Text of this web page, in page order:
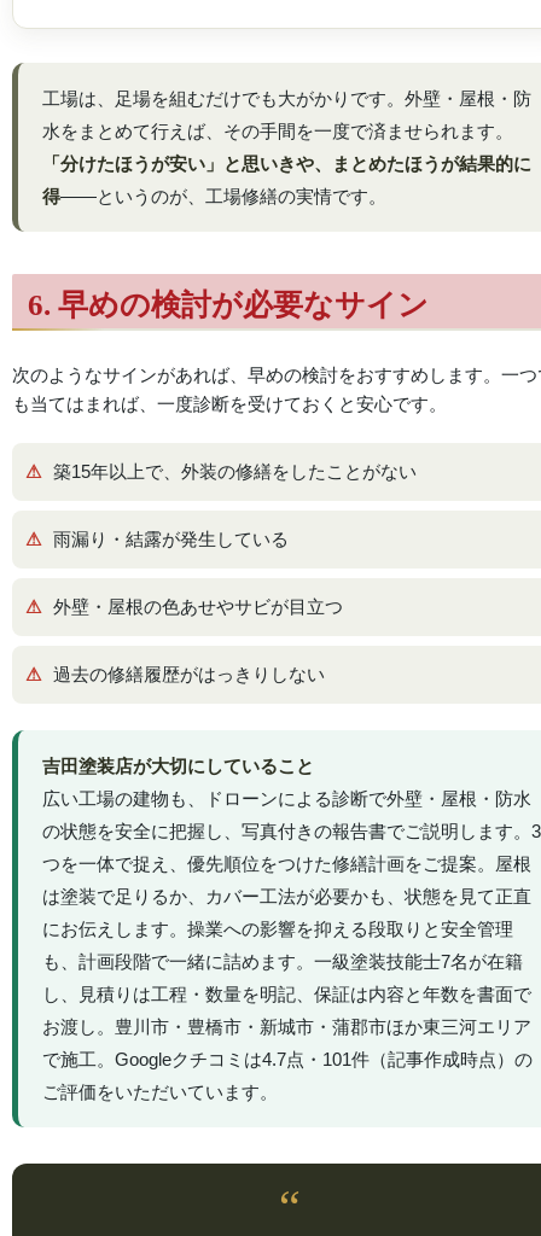
工場は、足場を組むだけでも大がかりです。外壁・屋根・防
水をまとめて行えば、その手間を一度で済ませられます。
「分けたほうが安い」と思いきや、まとめたほうが結果的に
得——というのが、工場修繕の実情です。
6. 早めの検討が必要なサイン
次のようなサインがあれば、早めの検討をおすすめします。一つ
も当てはまれば、一度診断を受けておくと安心です。
築15年以上で、外装の修繕をしたことがない
雨漏り・結露が発生している
外壁・屋根の色あせやサビが目立つ
過去の修繕履歴がはっきりしない
吉田塗装店が大切にしていること
広い工場の建物も、ドローンによる診断で外壁・屋根・防水
の状態を安全に把握し、写真付きの報告書でご説明します。3
つを一体で捉え、優先順位をつけた修繕計画をご提案。屋根
は塗装で足りるか、カバー工法が必要かも、状態を見て正直
にお伝えします。操業への影響を抑える段取りと安全管理
も、計画段階で一緒に詰めます。一級塗装技能士7名が在籍
し、見積りは工程・数量を明記、保証は内容と年数を書面で
お渡し。豊川市・豊橋市・新城市・蒲郡市ほか東三河エリア
で施工。Googleクチコミは4.7点・101件（記事作成時点）の
ご評価をいただいています。
“